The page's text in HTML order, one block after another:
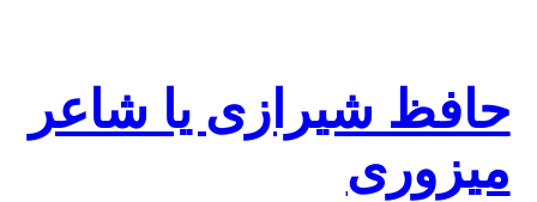
بدون
حافظ شیرازی یا شاعر
میزوری